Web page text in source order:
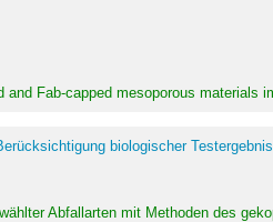
Fab-capped mesoporous materials
biologischer
Abfallarten mit Methoden des